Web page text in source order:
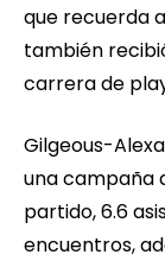
que recuerda
también
carrera de
Gilgeous-
una campaña
partido, 6.6
encuentros,